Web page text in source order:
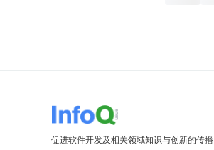
促进软件开发及相关领域知识与创新的传播